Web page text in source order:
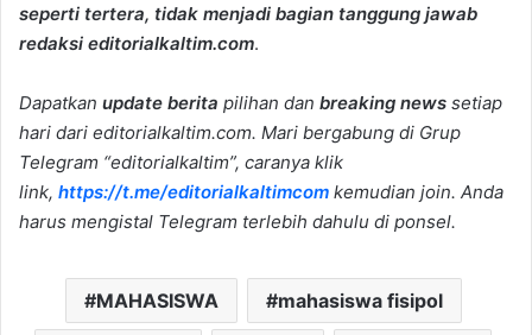
seperti tertera, tidak menjadi bagian tanggung jawab
redaksi editorialkaltim.com.
Dapatkan update berita pilihan dan breaking news setiap
hari dari editorialkaltim.com. Mari bergabung di Grup
Telegram “editorialkaltim”, caranya klik
link, https://t.me/editorialkaltimcom kemudian join. Anda
harus mengistal Telegram terlebih dahulu di ponsel.
MAHASISWA mahasiswa fisipol